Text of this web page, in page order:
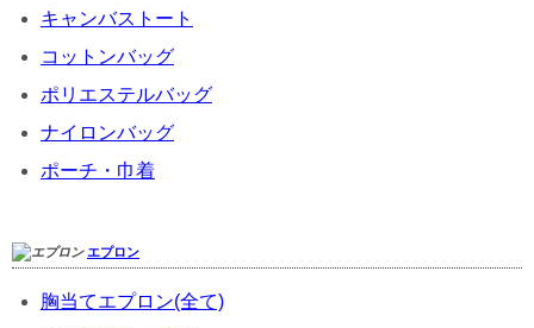
キャンバストート
コットンバッグ
ポリエステルバッグ
ナイロンバッグ
ポーチ・巾着
エプロン
胸当てエプロン(全て)